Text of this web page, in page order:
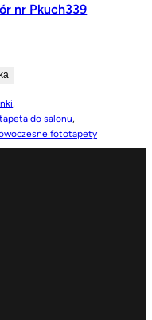
nr Pkuch339
,
do salonu,
fototapety